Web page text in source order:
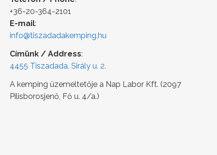
+36-20-364-2101
E-mail:
info@tiszadadakemping.hu
Címünk / Address:
4455 Tiszadada, Sirály u. 2.
A kemping üzemeltetője a Nap Labor Kft. (2097
Pilisborosjenő, Fő u. 4/a.)